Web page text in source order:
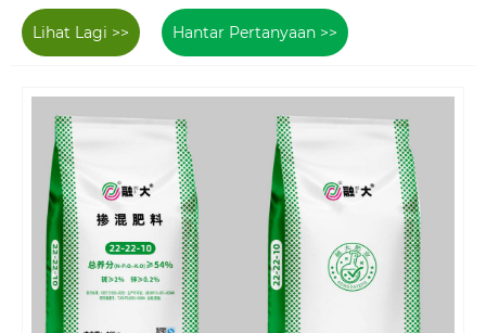
Lihat Lagi >> Hantar Pertanyaan >>